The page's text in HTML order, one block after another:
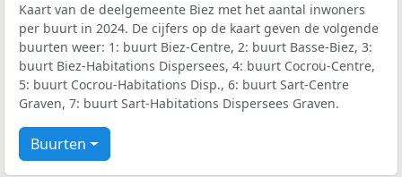
Kaart van de deelgemeente Biez met het aantal inwoners
per buurt in 2024. De cijfers op de kaart geven de volgende
buurten weer: 1: buurt Biez-Centre, 2: buurt Basse-Biez, 3:
buurt Biez-Habitations Dispersees, 4: buurt Cocrou-Centre,
5: buurt Cocrou-Habitations Disp., 6: buurt Sart-Centre
Graven, 7: buurt Sart-Habitations Dispersees Graven.
Buurten